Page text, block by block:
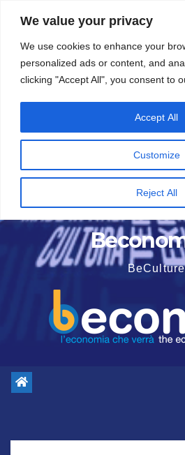
We value your privacy
We use cookies to enhance your
personalized ads or content, and
clicking "Accept All", you consent to
Customize
Reject All
Accept All
contenuto
5 Agosto 2026
BeCulture